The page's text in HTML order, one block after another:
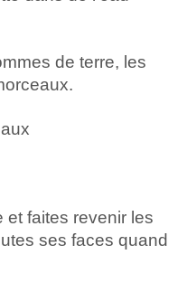
de terre, les
et faites revenir les
ses faces quand